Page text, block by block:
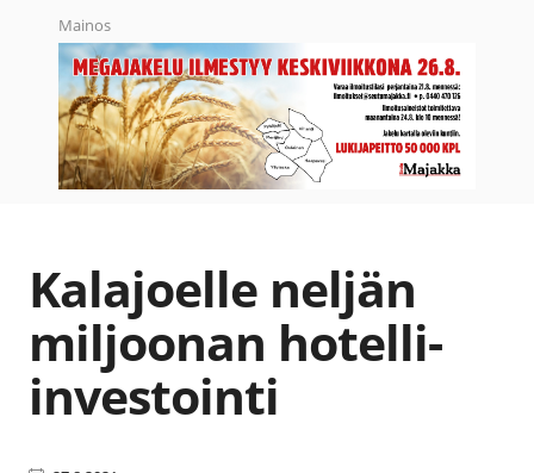
Mainos
Kalajoelle neljän
miljoonan hotelli-
investointi